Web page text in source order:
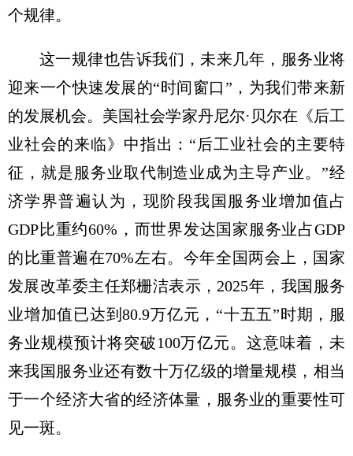
个规律。
这一规律也告诉我们，未来几年，服务业将
迎来一个快速发展的“时间窗口”，为我们带来新
的发展机会。美国社会学家丹尼尔·贝尔在《后工
业社会的来临》中指出：“后工业社会的主要特
征，就是服务业取代制造业成为主导产业。”经
济学界普遍认为，现阶段我国服务业增加值占
GDP比重约60%，而世界发达国家服务业占GDP
的比重普遍在70%左右。今年全国两会上，国家
发展改革委主任郑栅洁表示，2025年，我国服务
业增加值已达到80.9万亿元，“十五五”时期，服
务业规模预计将突破100万亿元。这意味着，未
来我国服务业还有数十万亿级的增量规模，相当
于一个经济大省的经济体量，服务业的重要性可
见一斑。